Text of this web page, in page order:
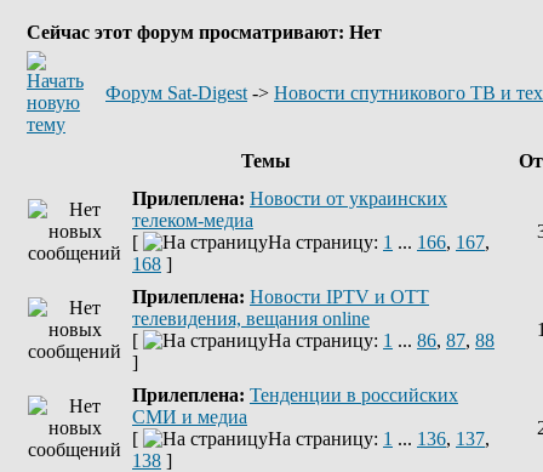
Сейчас этот форум просматривают: Нет
Форум Sat-Digest -> Новости спутникового ТВ и
Темы
Прилеплена: Новости от украинских
телеком-медиа
[
На страницу: 1 ... 166, 167,
168 ]
Прилеплена: Новости IPTV и OTT
телевидения, вещания online
[
На страницу: 1 ... 86, 87, 88
]
Прилеплена: Тенденции в российских
СМИ и медиа
[
На страницу: 1 ... 136, 137,
138 ]